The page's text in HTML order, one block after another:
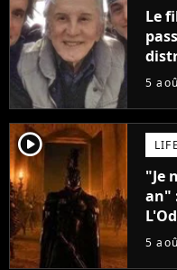
Le
5
player2
"Je
an"
5